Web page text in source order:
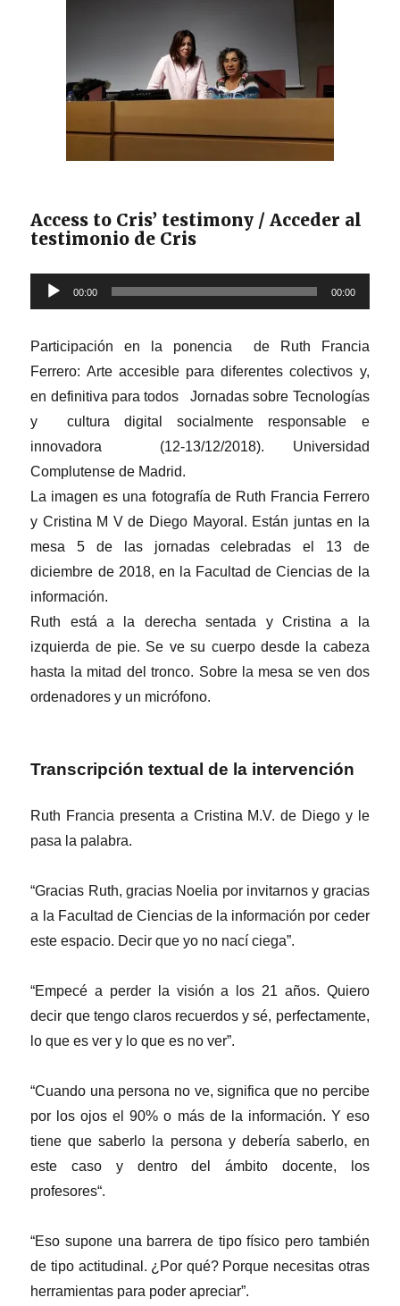
Maqueta
táctil
desde
Access to Cris’ testimony / Acceder al
testimonio de Cris
Reproductor
de
00:00 00:00
Participación en la ponencia de Ruth Francia
Ferrero: Arte accesible para diferentes colectivos y,
en definitiva para todos Jornadas sobre Tecnologías
y cultura digital socialmente responsable e
innovadora (12-13/12/2018). Universidad
Complutense de Madrid.
La imagen es una fotografía de Ruth Francia Ferrero
y Cristina M V de Diego Mayoral. Están juntas en la
mesa 5 de las jornadas celebradas el 13 de
diciembre de 2018, en la Facultad de Ciencias de la
información.
Ruth está a la derecha sentada y Cristina a la
izquierda de pie. Se ve su cuerpo desde la cabeza
hasta la mitad del tronco. Sobre la mesa se ven dos
ordenadores y un micrófono.
Transcripción textual de la intervención
Ruth Francia presenta a Cristina M.V. de Diego y le
pasa la palabra.
“Gracias Ruth, gracias Noelia por invitarnos y gracias
a la Facultad de Ciencias de la información por ceder
este espacio. Decir que yo no nací ciega”.
“Empecé a perder la visión a los 21 años. Quiero
decir que tengo claros recuerdos y sé, perfectamente,
lo que es ver y lo que es no ver”.
“Cuando una persona no ve, significa que no percibe
por los ojos el 90% o más de la información. Y eso
tiene que saberlo la persona y debería saberlo, en
este caso y dentro del ámbito docente, los
profesores“.
“Eso supone una barrera de tipo físico pero también
de tipo actitudinal. ¿Por qué? Porque necesitas otras
herramientas para poder apreciar”.